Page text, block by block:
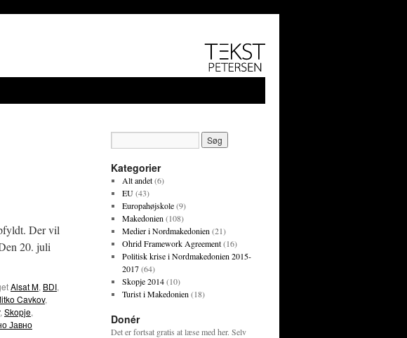
Der vil
20. juli
Alsat M, BDI,
Cavkov,
, Skopje,
Јавно
Kategorier
Alt andet(6)
EU(43)
Europahøjskole(9)
Makedonien (108)
Medier i Nordmakedonien (21)
Ohrid Framework Agreement(16)
Politisk krise i Nordmakedonien 2015-
2017(64)
Skopje 2014(10)
Turist i Makedonien (18)
Donér
Det er fortsat gratis at læse med her. Selv